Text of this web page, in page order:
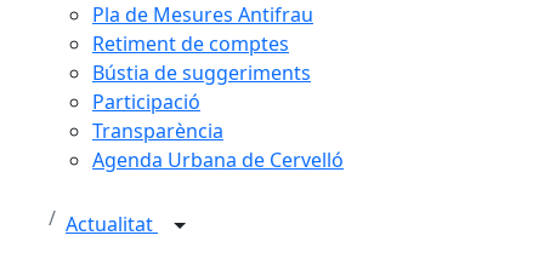
Pla de Mesures Antifrau
Retiment de comptes
Bústia de suggeriments
Participació
Transparència
Agenda Urbana de Cervelló
Actualitat